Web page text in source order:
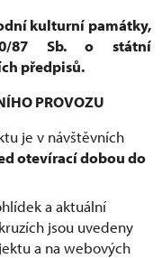
kulturní památky,
87 Sb. o státní
předpisů.
PROVOZU
je v návštěvních
otevírací dobou do
a aktuální
jsou uvedeny
a na webových